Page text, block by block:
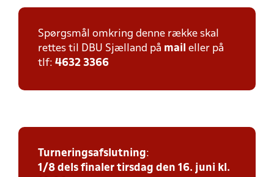
Spørgsmål omkring denne række skal
rettes til DBU Sjælland på mail eller på
tlf: 4632 3366
Turneringsafslutning:
1/8 dels finaler tirsdag den 16. juni kl.